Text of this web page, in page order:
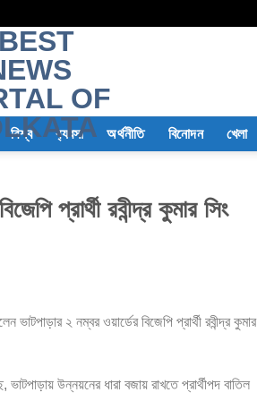
বিশ্ব ব‍্যবসা অর্থনীতি বিনোদন খেলা
প্রার্থী রবীন্দ্র কুমার সিং
২ নম্বর ওয়ার্ডের বিজেপি প্রার্থী রবীন্দ্র কুমার
উন্নয়নের ধারা বজায় রাখতে প্রার্থীপদ বাতিল